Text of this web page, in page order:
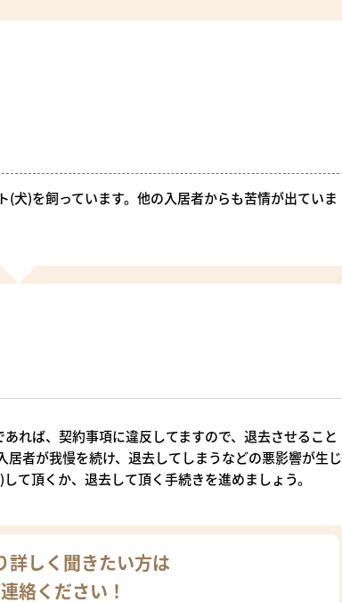
犬)を飼っています。他の入居者からも苦情が出ていま
れば、契約事項に違反してますので、退去させること
者が我慢を続け、退去してしまうなどの悪影響が生じ
て頂くか、退去して頂く手続きを進めましょう。
詳しく聞きたい方は
絡ください！